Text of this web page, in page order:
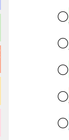
〇
〇
〇
〇
〇